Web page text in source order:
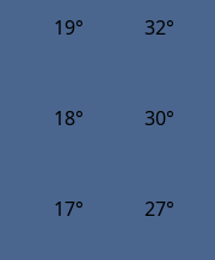
19° 32°
18° 30°
17° 27°